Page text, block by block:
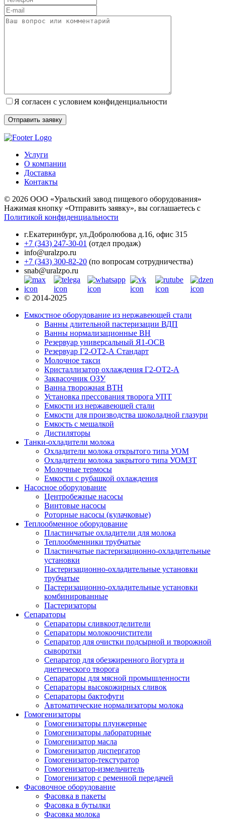
Я согласен с условием конфиденциальности
Услуги
О компании
Доставка
Контакты
© 2026 ООО «Уральский завод пищевого оборудования»
Нажимая кнопку «Отправить заявку», вы соглашаетесь с
Политикой конфиденциальности
г.Екатеринбург, ул.Добролюбова д.16, офис 315
+7 (343) 247-30-01 (отдел продаж)
info@uralzpo.ru
+7 (343) 300-82-20 (по вопросам сотрудничества)
snab@uralzpo.ru
© 2014-2025
Емкостное оборудование из нержавеющей стали
Ванны длительной пастеризации ВДП
Ванны нормализационные ВН
Резервуар универсальный Я1-ОСВ
Резервуар Г2-ОТ2-А Стандарт
Молочное такси
Кристаллизатор охлаждения Г2-ОТ2-А
Заквасочник ОЗУ
Ванна творожная ВТН
Установка прессования творога УПТ
Емкости из нержавеющей стали
Емкости для производства шоколадной глазури
Емкость с мешалкой
Дистиляторы
Танки-охладители молока
Охладители молока открытого типа УОМ
Охладители молока закрытого типа УОМЗТ
Молочные термосы
Емкости с рубашкой охлаждения
Насосное оборудование
Центробежные насосы
Винтовые насосы
Роторные насосы (кулачковые)
Теплообменное оборудование
Пластинчатые охладители для молока
Теплообменники трубчатые
Пластинчатые пастеризационно-охладительные
установки
Пастеризационно-охладительные установки
трубчатые
Пастеризационно-охладительные установки
комбинированные
Пастеризаторы
Сепараторы
Сепараторы сливкоотделители
Сепараторы молокоочистители
Сепаратор для очистки подсырной и творожной
сыворотки
Сепаратор для обезжиренного йогурта и
диетического творога
Сепараторы для мясной промышленности
Сепараторы высокожирных сливок
Сепараторы бактофуги
Автоматические нормализаторы молока
Гомогенизаторы
Гомогенизаторы плунжерные
Гомогенизаторы лабораторные
Гомогенизатор масла
Гомогенизатор диспергатор
Гомогенизатор-текстуратор
Гомогенизатор-измельчитель
Гомогенизатор с ременной передачей
Фасовочное оборудование
Фасовка в пакеты
Фасовка в бутылки
Фасовка молока